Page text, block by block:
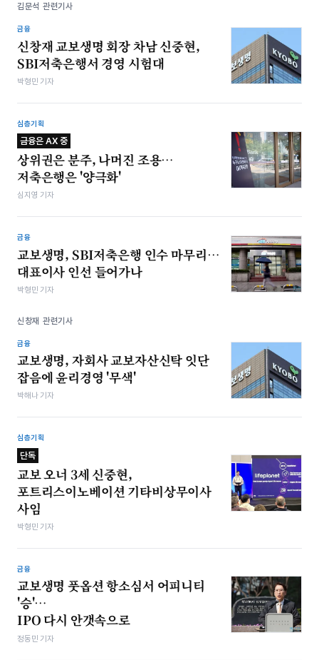
김문석 관련기사
금융
신창재 교보생명 회장 차남 신중현,
SBI저축은행서 경영 시험대
박형민 기자
심층기획
금융은 AX 중
상위권은 분주, 나머진 조용…
저축은행은 '양극화'
심지영 기자
금융
교보생명, SBI저축은행 인수 마무리…
대표이사 인선 들어가나
박형민 기자
신창재 관련기사
금융
교보생명, 자회사 교보자산신탁 잇단
잡음에 윤리경영 '무색'
박해나 기자
심층기획
단독
교보 오너 3세 신중현,
포트리스이노베이션 기타비상무이사
사임
박형민 기자
금융
교보생명 풋옵션 항소심서 어피니티
'승'…
IPO 다시 안갯속으로
정동민 기자